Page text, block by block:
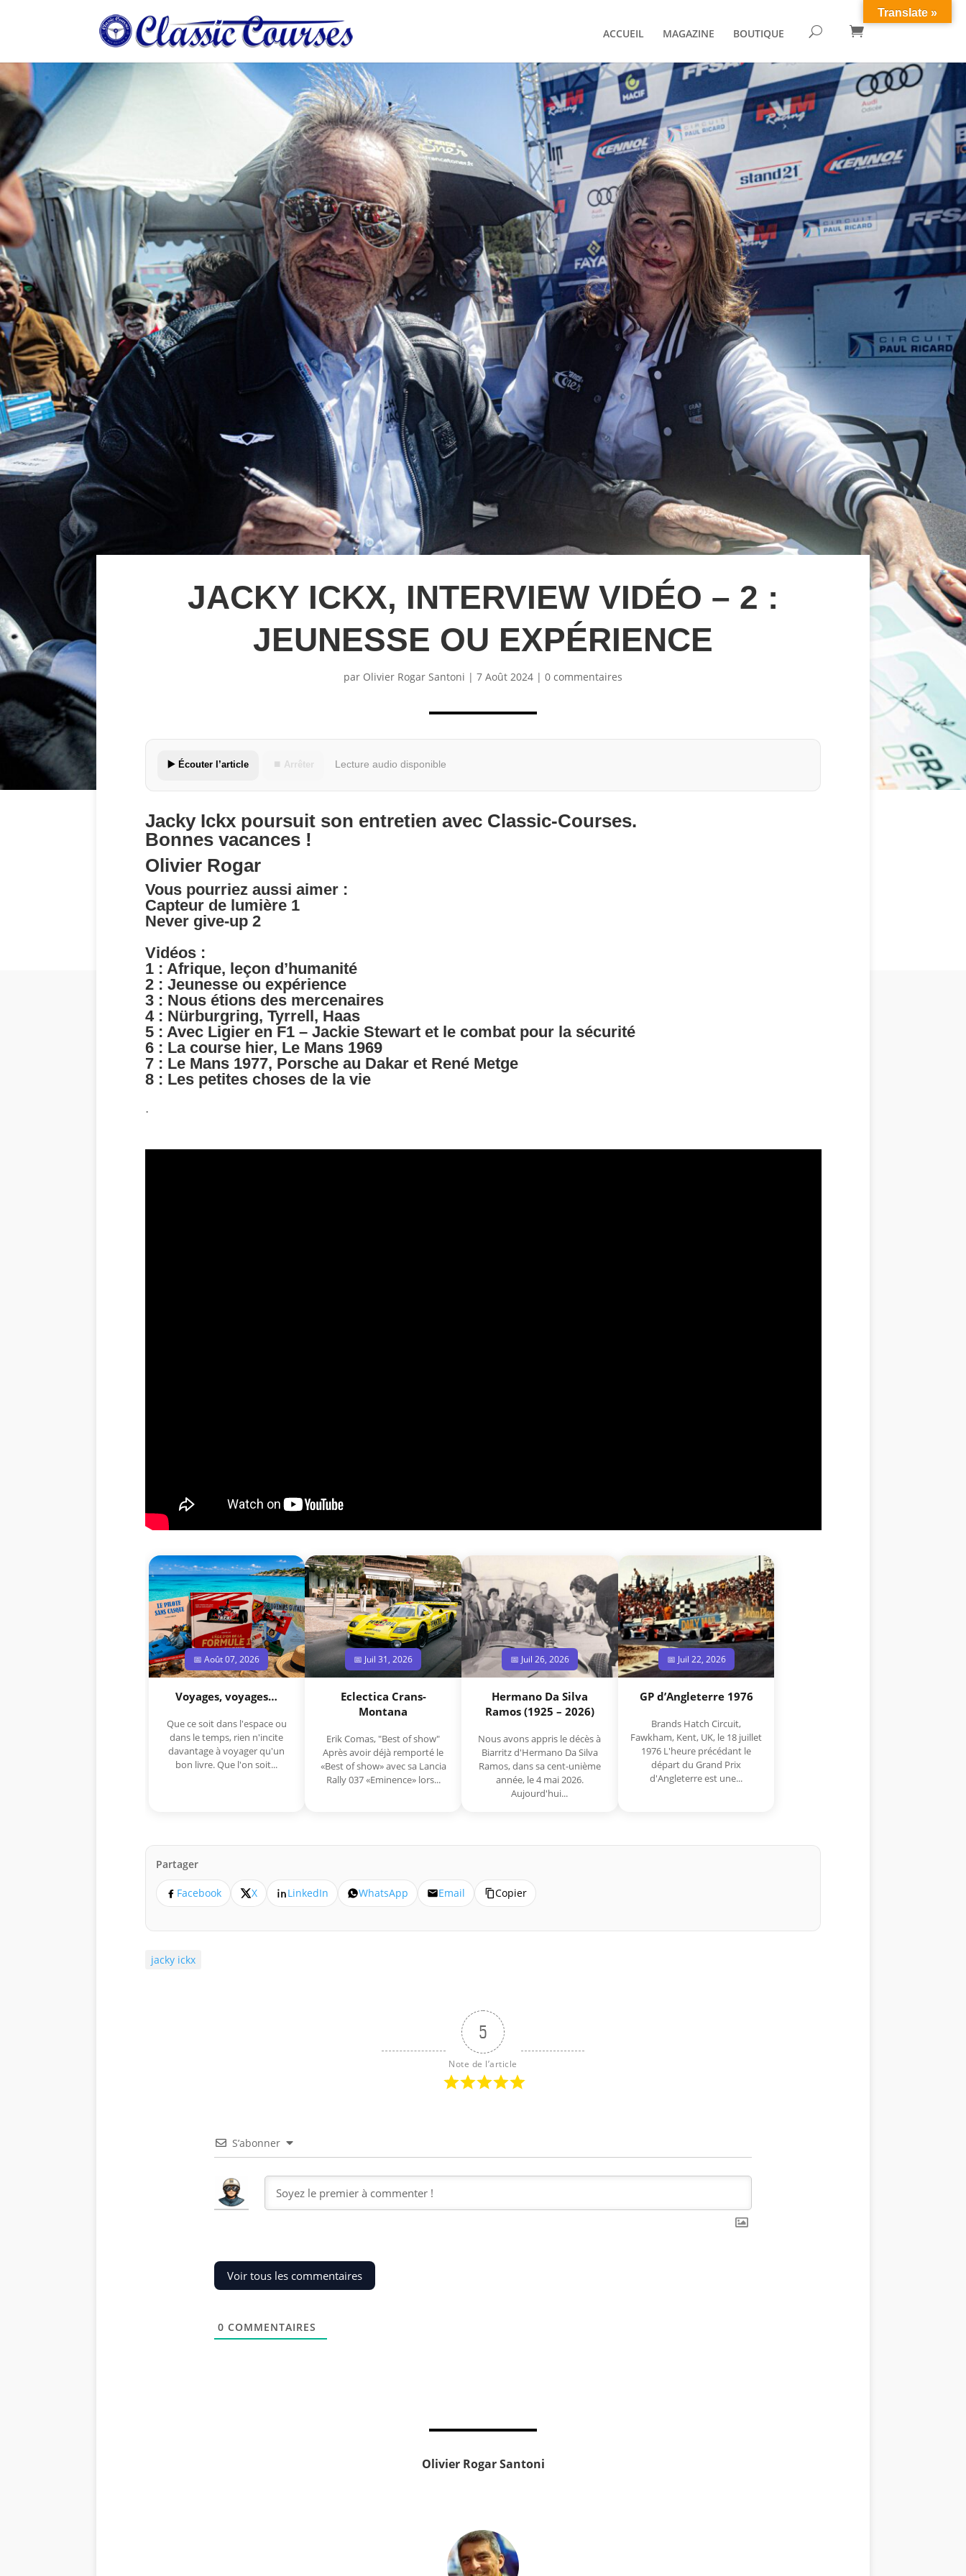
ACCUEIL MAGAZINE BOUTIQUE U 
JACKY ICKX, INTERVIEW VIDÉO – 2 :
JEUNESSE OU EXPÉRIENCE
par Olivier Rogar Santoni | 7 Août 2024 | 0 commentaires
▶️ Écouter l’article ⏹ Arrêter Lecture audio disponible
Jacky Ickx poursuit son entretien avec Classic-Courses.
Bonnes vacances !
Olivier Rogar
Vous pourriez aussi aimer :
Capteur de lumière 1
Never give-up 2
Vidéos :
1 : Afrique, leçon d’humanité
2 : Jeunesse ou expérience
3 : Nous étions des mercenaires
4 : Nürburgring, Tyrrell, Haas
5 : Avec Ligier en F1 – Jackie Stewart et le combat pour la sécurité
6 : La course hier, Le Mans 1969
7 : Le Mans 1977, Porsche au Dakar et René Metge
8 : Les petites choses de la vie
.
📅 Août 07, 2026
Voyages, voyages…
Que ce soit dans l'espace ou
dans le temps, rien n'incite
davantage à voyager qu'un
bon livre. Que l'on soit...
📅 Juil 31, 2026
Eclectica Crans-
Montana
Erik Comas, "Best of show"
Après avoir déjà remporté le
«Best of show» avec sa Lancia
Rally 037 «Eminence» lors...
📅 Juil 26, 2026
Hermano Da Silva
Ramos (1925 – 2026)
Nous avons appris le décès à
Biarritz d'Hermano Da Silva
Ramos, dans sa cent-unième
année, le 4 mai 2026.
Aujourd'hui...
📅 Juil 22, 2026
GP d’Angleterre 1976
Brands Hatch Circuit,
Fawkham, Kent, UK, le 18 juillet
1976 L'heure précédant le
départ du Grand Prix
d'Angleterre est une...
Partager
Facebook X LinkedIn WhatsApp Email Copier
jacky ickx
5
Note de l’article
S’abonner
Voir tous les commentaires
0 COMMENTAIRES
Olivier Rogar Santoni
Translate »